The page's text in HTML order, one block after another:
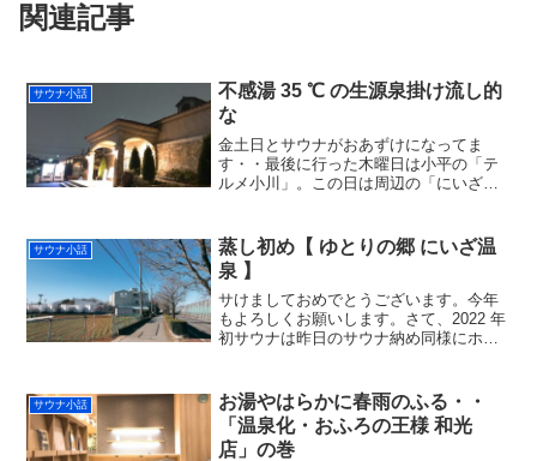
関連記事
サウナ小話
不感湯 35 ℃ の生源泉掛け流し的
な
金土日とサウナがおあずけになってま
す・・最後に行った木曜日は小平の「テ
ルメ小川」。この日は周辺の「にいざ温
い返して、テルメやな・・と。雨だった
ので露天風呂の無い「にいざ...
サウナ小話
蒸し初め【 ゆとりの郷 にいざ温
泉 】
サけましておめでとうございます。今年
もよろしくお願いします。さて、2022 年
初サウナは昨日のサウナ納め同様にホー
にしか見えないプラントライクな外観。
昨年最も通ったサ...
サウナ小話
お湯やはらかに春雨のふる・・
「温泉化・おふろの王様 和光
店」の巻